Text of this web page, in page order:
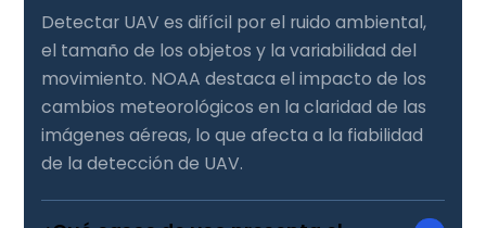
Detectar UAV es difícil por el ruido ambiental,
el tamaño de los objetos y la variabilidad del
movimiento. NOAA destaca el impacto de los
cambios meteorológicos en la claridad de las
imágenes aéreas, lo que afecta a la fiabilidad
de la detección de UAV.